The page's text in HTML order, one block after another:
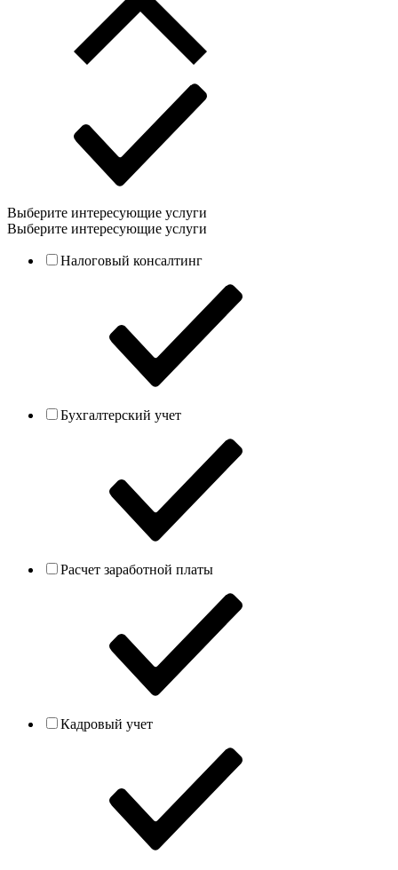
Выберите интересующие услуги
Выберите интересующие услуги
Налоговый консалтинг
Бухгалтерский учет
Расчет заработной платы
Кадровый учет